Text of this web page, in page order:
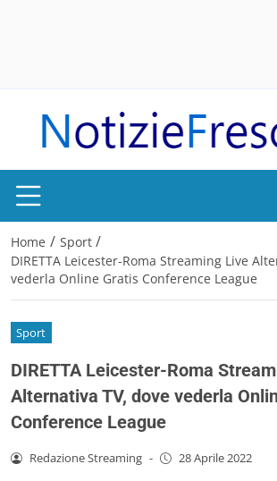
Home / Sport /
DIRETTA Leicester-Roma Streaming Live
vederla Online Gratis Conference League
Sport
DIRETTA Leicester-Roma
Alternativa TV, dove vederla
Conference League
Redazione Streaming - 28 Aprile 2022